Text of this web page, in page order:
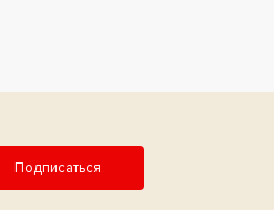
Подписаться